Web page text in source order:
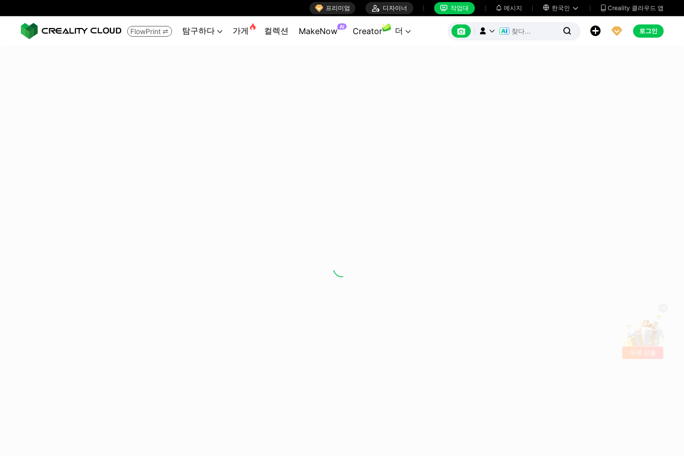
 프리미엄  디자이너  작업대  메시지  한국인   Creality 클라우드 앱
FlowPrint  탐구하다  가게  컬렉션 MakeNow AI Creator 더        로그인
무료 선물